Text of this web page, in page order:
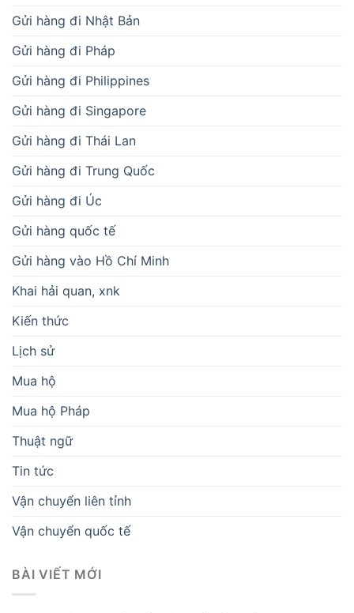
Gửi hàng đi Nhật Bản
Gửi hàng đi Pháp
Gửi hàng đi Philippines
Gửi hàng đi Singapore
Gửi hàng đi Thái Lan
Gửi hàng đi Trung Quốc
Gửi hàng đi Úc
Gửi hàng quốc tế
Gửi hàng vào Hồ Chí Minh
Khai hải quan, xnk
Kiến thức
Lịch sử
Mua hộ
Mua hộ Pháp
Thuật ngữ
Tin tức
Vận chuyển liên tỉnh
Vận chuyển quốc tế
BÀI VIẾT MỚI